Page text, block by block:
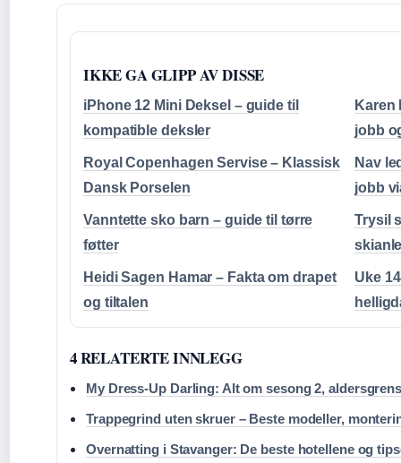
IKKE GA GLIPP AV DISSE
iPhone 12 Mini Deksel – guide til
kompatible deksler
Karen
jobb
Royal Copenhagen Servise – Klassisk
Dansk Porselen
Nav
jobb
Vanntette sko barn – guide til tørre
føtter
Trysil
Heidi Sagen Hamar – Fakta om drapet
og tiltalen
Uke
4 RELATERTE INNLEGG
My Dress-Up Darling: Alt om sesong 2,
Trappegrind uten skruer – Beste modeller,
Overnatting i Stavanger: De beste hotellene og